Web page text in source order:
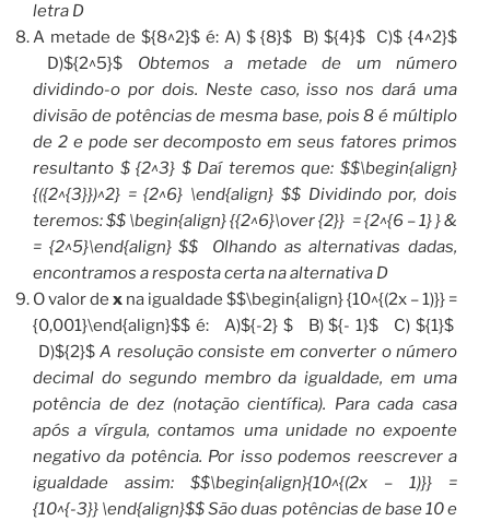
letra D
A metade de ${8^2}$ é: A) $ {8}$ B) ${4}$ C)$ {4^2}$
D)${2^5}$ Obtemos a metade de um número
dividindo-o por dois. Neste caso, isso nos dará uma
divisão de potências de mesma base, pois 8 é múltiplo
de 2 e pode ser decomposto em seus fatores primos
resultanto $ {2^3} $ Daí teremos que: $$\begin{align}
{({2^{3}})^2} = {2^6} \end{align} $$ Dividindo por, dois
teremos: $$ \begin{align} {{2^6}\over {2}} = {2^{6 – 1} } &
= {2^5}\end{align} $$ Olhando as alternativas dadas,
encontramos a resposta certa na alternativa D
O valor de x na igualdade $$\begin{align} {10^{(2x – 1)}} =
{0,001}\end{align}$$ é: A)${-2} $ B) ${- 1}$ C) ${1}$
D)${2}$ A resolução consiste em converter o número
decimal do segundo membro da igualdade, em uma
potência de dez (notação científica). Para cada casa
após a vírgula, contamos uma unidade no expoente
negativo da potência. Por isso podemos reescrever a
igualdade assim: $$\begin{align}{10^{(2x – 1)}} =
{10^{-3}} \end{align}$$ São duas potências de base 10 e